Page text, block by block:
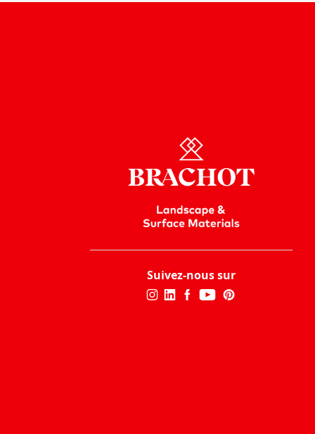
Suivez-nous sur